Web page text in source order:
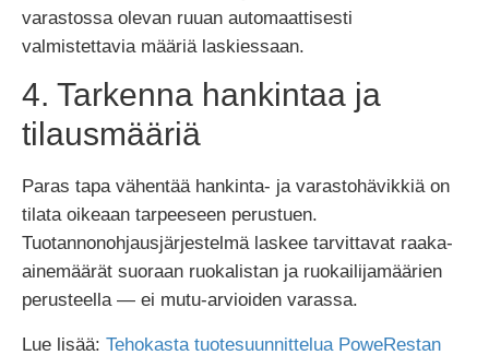
varastossa olevan ruuan automaattisesti
valmistettavia määriä laskiessaan.
4. Tarkenna hankintaa ja
tilausmääriä
Paras tapa vähentää hankinta- ja varastohävikkiä on
tilata oikeaan tarpeeseen perustuen.
Tuotannonohjausjärjestelmä laskee tarvittavat raaka-
ainemäärät suoraan ruokalistan ja ruokailijamäärien
perusteella — ei mutu-arvioiden varassa.
Lue lisää: Tehokasta tuotesuunnittelua PoweRestan